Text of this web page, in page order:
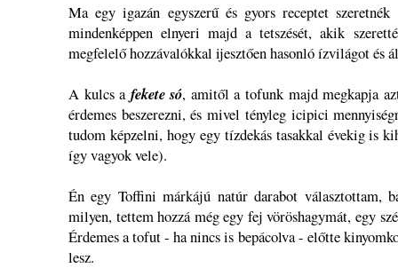
Ma egy igazán egyszerű és gyors receptet
mindenképpen elnyeri majd a tetszését, akik
megfelelő hozzávalókkal ijesztően hasonló ízvilágot és
A kulcs a fekete só, amitől a tofunk majd megkapja
érdemes beszerezni, és mivel tényleg icipici
tudom képzelni, hogy egy tízdekás tasakkal évekig is
így vagyok vele).
Én egy Toffini márkájú natúr darabot választottam,
milyen, tettem hozzá még egy fej vöröshagymát, egy
Érdemes a tofut - ha nincs is bepácolva - előtte
lesz.